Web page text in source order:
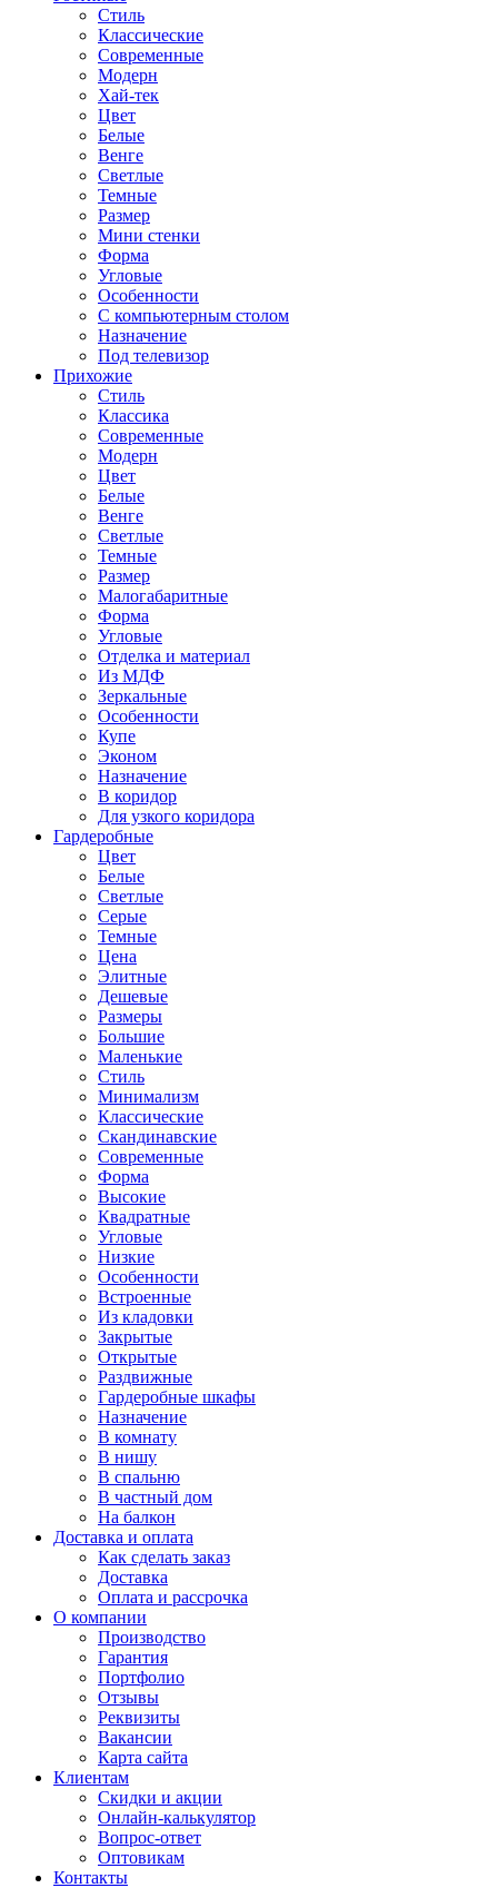
Стиль
Классические
Современные
Модерн
Хай-тек
Цвет
Белые
Венге
Светлые
Темные
Размер
Мини стенки
Форма
Угловые
Особенности
С компьютерным столом
Назначение
Под телевизор
Прихожие
Стиль
Классика
Современные
Модерн
Цвет
Белые
Венге
Светлые
Темные
Размер
Малогабаритные
Форма
Угловые
Отделка и материал
Из МДФ
Зеркальные
Особенности
Купе
Эконом
Назначение
В коридор
Для узкого коридора
Гардеробные
Цвет
Белые
Светлые
Серые
Темные
Цена
Элитные
Дешевые
Размеры
Большие
Маленькие
Стиль
Минимализм
Классические
Скандинавские
Современные
Форма
Высокие
Квадратные
Угловые
Низкие
Особенности
Встроенные
Из кладовки
Закрытые
Открытые
Раздвижные
Гардеробные шкафы
Назначение
В комнату
В нишу
В спальню
В частный дом
На балкон
Доставка и оплата
Как сделать заказ
Доставка
Оплата и рассрочка
О компании
Производство
Гарантия
Портфолио
Отзывы
Реквизиты
Вакансии
Карта сайта
Клиентам
Скидки и акции
Онлайн-калькулятор
Вопрос-ответ
Оптовикам
Контакты